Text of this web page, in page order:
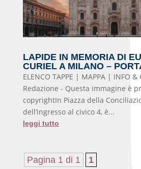
LAPIDE IN MEMORIA DI
CURIEL A MILANO –
ELENCO TAPPE | MAPPA | INFO &
Redazione - Questa immagine è
copyrightIn Piazza della
dell’ingresso al civico 4, è...
leggi tutto
Pagina 1 di 1 1